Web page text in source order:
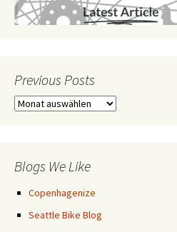
Previous Posts
Previous
Blogs We Like
Copenhagenize
Seattle Bike Blog